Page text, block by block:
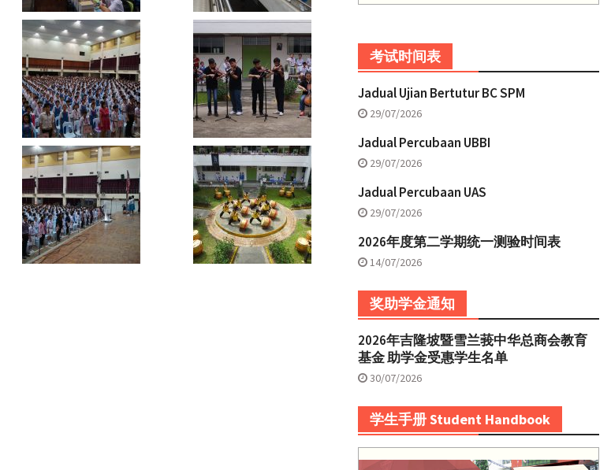
考试时间表
Jadual Ujian Bertutur BC SPM
29/07/2026
Jadual Percubaan UBBI
29/07/2026
Jadual Percubaan UAS
29/07/2026
2026年度第二学期统一测验时间表
14/07/2026
奖助学金通知
2026年吉隆坡暨雪兰莪中华总商会教育
基金 助学金受惠学生名单
30/07/2026
学生手册 Student Handbook